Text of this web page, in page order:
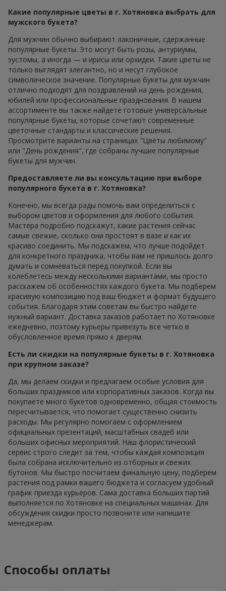
Какие популярные цветы в г. Хотяновка выбрать для
мужского букета?
Для мужчин обычно выбирают лаконичные, сдержанные
популярные букеты. Это могут быть розы, антуриумы,
эустомы, а иногда — и ирисы или орхидеи. Такие цветы не
только выглядят элегантно, но и несут глубокое
символическое значение. Популярные букеты для мужчин
отлично подходят для поздравлений на день рождения,
юбилей или профессиональные празднования. В нашем
ассортименте вы также найдете готовые универсальные
популярные букеты, которые сочетают современные
цветочные стандарты и классические решения.
Просмотрите варианты на страницах "Цветы любимому"
или "День рождения", где собраны лучшие популярные
букеты для мужчин.
Предоставляете ли вы консультацию при выборе
популярного букета в г. Хотяновка?
Конечно, мы всегда рады помочь вам определиться с
выбором цветов и оформления для любого события.
Мастера подробно подскажут, какие растения сейчас
самые свежие, сколько они простоят в вазе и как их
красиво соединить. Мы подскажем, что лучше подойдет
для конкретного праздника, чтобы вам не пришлось долго
думать и сомневаться перед покупкой. Если вы
колеблетесь между несколькими вариантами, мы просто
расскажем об особенностях каждого букета. Мы подберем
красивую композицию под ваш бюджет и формат будущего
события. Благодаря этим советам вы быстро найдете
нужный вариант. Доставка заказов работает по Хотяновке
ежедневно, поэтому курьеры привезуть все четко в
обусловленное время прямо к дверям.
Есть ли скидки на популярные букеты в г. Хотяновка
при крупном заказе?
Да, мы делаем скидки и предлагаем особые условия для
больших праздников или корпоративных заказов. Когда вы
покупаете много букетов одновременно, общая стоимость
пересчитывается, что помогает существенно снизить
расходы. Мы регулярно помогаем с оформлением
официальных презентаций, масштабных свадеб или
больших офисных мероприятий. Наш флористический
сервис строго следит за тем, чтобы каждая композиция
была собрана исключительно из отборных и свежих
бутонов. Мы быстро посчитаем финальную цену, подберем
растения под рамки вашего бюджета и согласуем удобный
график приезда курьеров. Сама доставка больших партий
выполняется по Хотяновке на специальных машинах. Для
обсуждения скидки просто позвоните или напишите
менеджерам.
Способы оплаты